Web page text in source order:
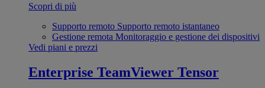
Scopri di più
Supporto remoto Supporto remoto istantaneo
Gestione remota Monitoraggio e gestione dei dispositivi
Vedi piani e prezzi
Enterprise TeamViewer Tensor